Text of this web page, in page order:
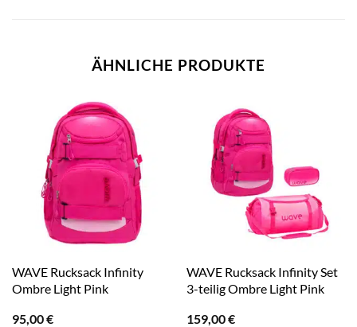
ÄHNLICHE PRODUKTE
WAVE Rucksack Infinity
Ombre Light Pink
95,00€
WAVE Rucksack Infinity Set
3-teilig Ombre Light Pink
159,00€